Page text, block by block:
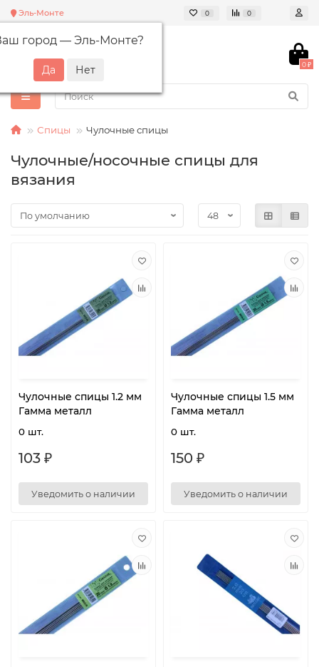
Эль-Монте
город — Эль-Монте?
0 0
0 ₽
Спицы Чулочные спицы
Чулочные/носочные спицы для
вязания
Чулочные спицы 1.2 мм
Гамма металл
0 шт.
103 ₽
Уведомить о наличии
Чулочные спицы 1.5 мм
Гамма металл
0 шт.
150 ₽
Уведомить о наличии